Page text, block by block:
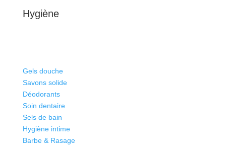
Hygiène
Gels douche
Savons solide
Déodorants
Soin dentaire
Sels de bain
Hygiène intime
Barbe & Rasage